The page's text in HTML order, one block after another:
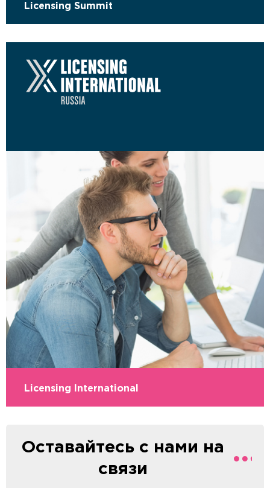
Licensing Summit
Licensing International
Оставайтесь с нами на
связи